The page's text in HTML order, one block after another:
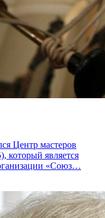
Центр мастеров
который является
«Союз…